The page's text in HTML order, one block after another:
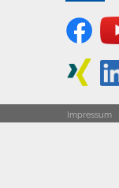
Impressum